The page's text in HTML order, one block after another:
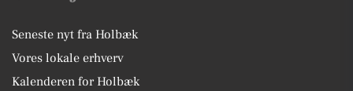
Seneste nyt fra Holbæk
Vores lokale erhverv
Kalenderen for Holbæk